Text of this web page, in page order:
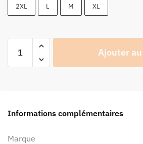
2XL L M XL
Tee-
Bar
Born
Ajouter
Informations complémentaires
Marque